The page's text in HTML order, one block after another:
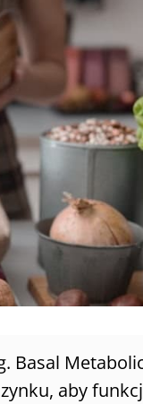
Basal
aby